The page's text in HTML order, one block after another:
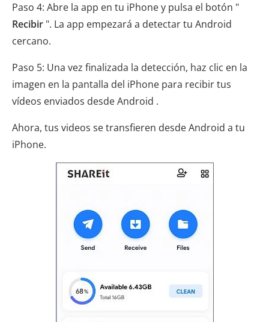
Paso 4: Abre la app en tu iPhone y pulsa el botón "
Recibir ". La app empezará a detectar tu Android
cercano.
Paso 5: Una vez finalizada la detección, haz clic en la
imagen en la pantalla del iPhone para recibir tus
vídeos enviados desde Android .
Ahora, tus videos se transfieren desde Android a tu
iPhone.